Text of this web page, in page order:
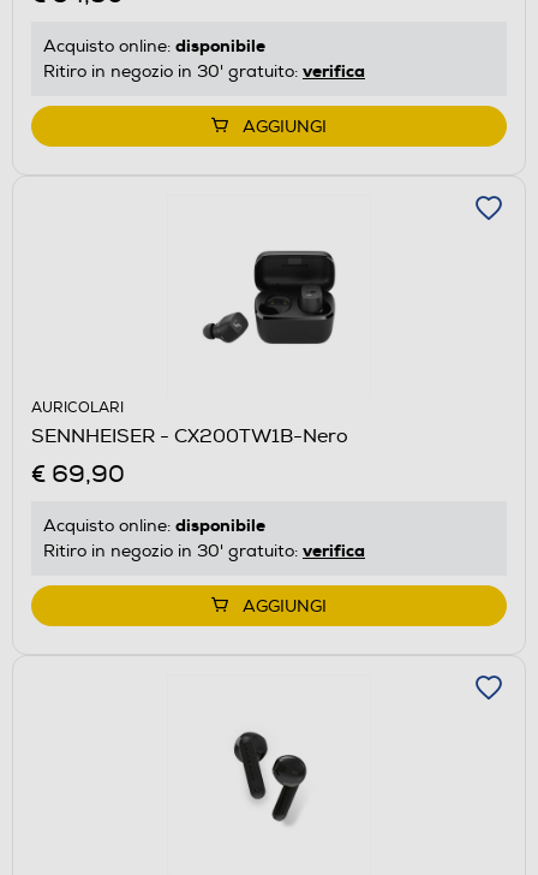
Acquisto online: disponibile
Ritiro in negozio in 30' gratuito: verifica
AGGIUNGI
AURICOLARI
SENNHEISER - CX200TW1B-Nero
€ 69,90
Acquisto online: disponibile
Ritiro in negozio in 30' gratuito: verifica
AGGIUNGI